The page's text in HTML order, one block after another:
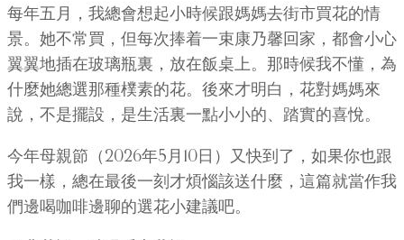
每年五月，我總會想起小時候跟媽媽去街市買花的情
景。她不常買，但每次捧着一束康乃馨回家，都會小心
翼翼地插在玻璃瓶裏，放在飯桌上。那時候我不懂，為
什麼她總選那種樸素的花。後來才明白，花對媽媽來
說，不是擺設，是生活裏一點小小的、踏實的喜悅。
今年母親節（2026年5月10日）又快到了，如果你也跟
我一樣，總在最後一刻才煩惱該送什麼，這篇就當作我
們邊喝咖啡邊聊的選花小建議吧。